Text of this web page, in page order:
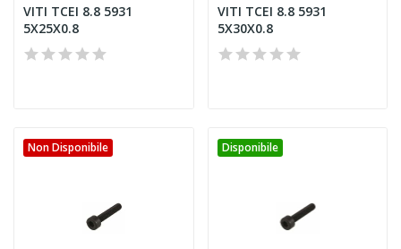
VITI TCEI 8.8 5931
5X25X0.8
VITI TCEI 8.8 5931
5X30X0.8
Non Disponibile Disponibile